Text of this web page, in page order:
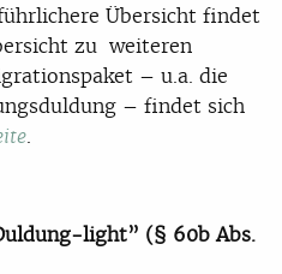
Übersicht findet
zu weiteren
– u.a. die
– findet sich
.
light” (§ 60b Abs.